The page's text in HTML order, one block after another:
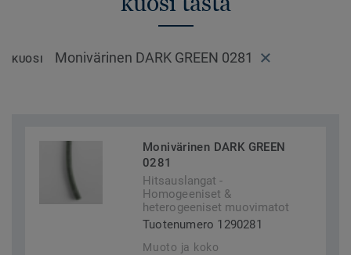
KUOSI Monivärinen DARK GREEN 0281
Monivärinen DARK GREEN
0281
Hitsauslangat -
Homogeeniset &
heterogeeniset muovimatot
Tuotenumero 1290281
Muoto ja koko